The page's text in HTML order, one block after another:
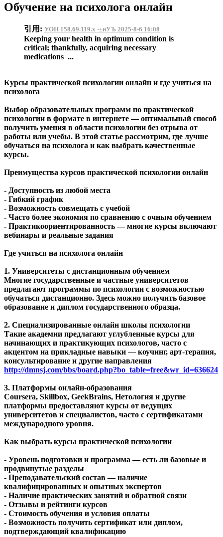
Обучение на психолога онлайн
引用: УОН 158.69.119.x ·±нУЪ 2025-8-6 16:08
Keeping your health in optimum condition is
critical; thankfully, acquiring necessary
medications ...
Курсы практической психологии онлайн и где учиться на
психолога
Выбор образовательных программ по практической
психологии в формате в интернете — оптимальный способ
получить умения в области психологии без отрыва от
работы или учебы. В этой статье рассмотрим, где лучше
обучаться на психолога и как выбрать качественные
курсы.
Преимущества курсов практической психологии онлайн
- Доступность из любой места
- Гибкий график
- Возможность совмещать с учебой
- Часто более экономия по сравнению с очным обучением
- Практикоориентированность — многие курсы включают
вебинары и реальные задания
Где учиться на психолога онлайн
1. Университеты с дистанционным обучением
Многие государственные и частные университетов
предлагают программы по психологии с возможностью
обучаться дистанционно. Здесь можно получить базовое
образование и диплом государственного образца.
2. Специализированные онлайн школы психологии
Такие академии предлагают углубленные курсы для
начинающих и практикующих психологов, часто с
акцентом на прикладные навыки — коучинг, арт-терапия,
консультирование и другие направления
http://dmnsj.com/bbs/board.php?bo_table=free&wr_id=636624
3. Платформы онлайн-образования
Coursera, Skillbox, GeekBrains, Нетология и другие
платформы предоставляют курсы от ведущих
университетов и специалистов, часто с сертификатами
международного уровня.
Как выбрать курсы практической психологии
- Уровень подготовки и программа — есть ли базовые и
продвинутые разделы
- Преподавательский состав — наличие
квалифицированных и опытных экспертов
- Наличие практических занятий и обратной связи
- Отзывы и рейтинги курсов
- Стоимость обучения и условия оплаты
- Возможность получить сертификат или диплом,
подтверждающий квалификацию